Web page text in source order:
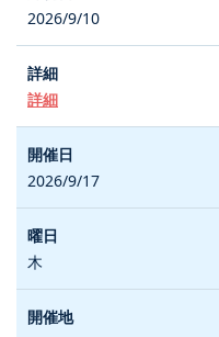
2026/9/10
詳細
2026/9/17
木